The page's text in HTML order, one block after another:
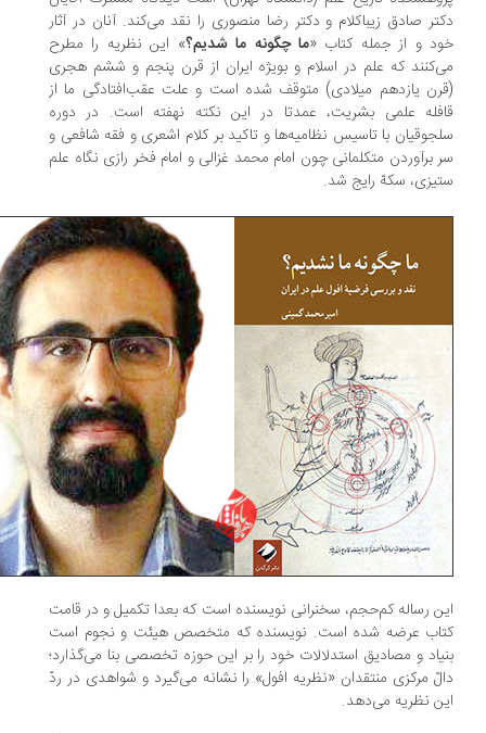
صادق زیباکلام و دکتر رضا منصوری را نقد می‌کند. آنان در آثار
و از جمله کتاب «ما چگونه ما شدیم؟ » این نظریه را مطرح
که علم در اسلام و بویژه ایران از قرن پنجم و ششم هجری
یازدهم میلادی) متوقف شده است و علت عقب‌افتادگی ما از
علمی بشریت، عمدتا در این نکته نهفته است. در دوره
با تاسیس نظامیه‌ها و تاکید بر کلام اشعری و فقه شافعی و
برآوردن متکلمانی چون امام محمد غزالی و امام فخر رازی نگاه علم
سکهّ رایج شد.
رساله کم‌حجم، سخنرانی نویسنده است که بعدا تکمیل و در قامت
عرضه شده است. نویسنده که متخصص هیئت و نجوم است
و مصادیق استدلالات خود را بر این حوزه تخصصی بنا می‌گذارد؛
مرکزی منتقدان «نظریه افول» را نشانه می‌گیرد و شواهدی در ردّ
نظریه می‌دهد.